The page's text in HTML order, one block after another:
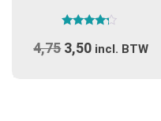
4.00
uit 5
4,75 Oorspronkelijke
3,50 Huidige
incl. BTW